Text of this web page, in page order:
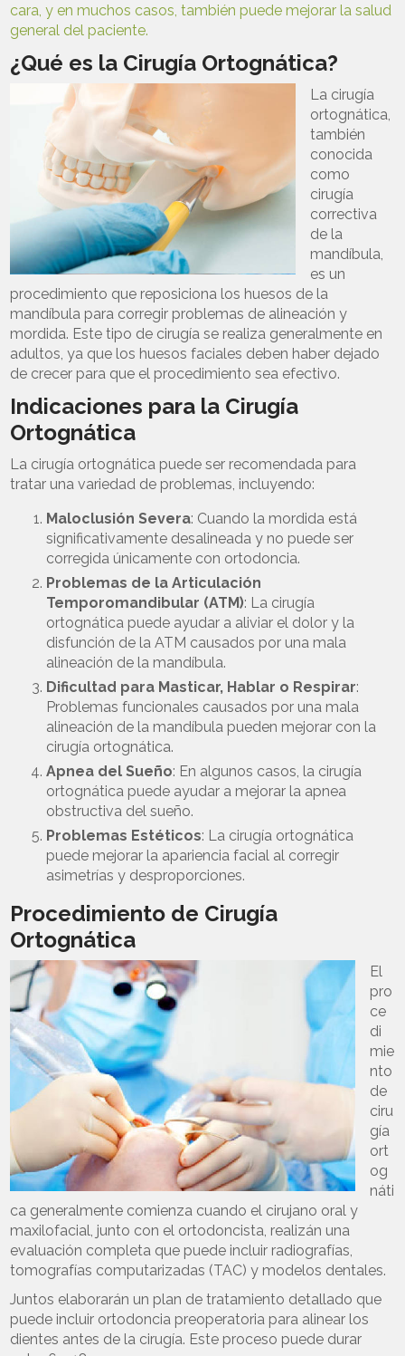
cara, y en muchos casos, también puede mejorar la salud
general del paciente.
¿Qué es la Cirugía Ortognática?
La cirugía
ortognática,
también
conocida
como
cirugía
correctiva
de la
mandíbula,
es un
procedimiento que reposiciona los huesos de la
mandíbula para corregir problemas de alineación y
mordida. Este tipo de cirugía se realiza generalmente en
adultos, ya que los huesos faciales deben haber dejado
de crecer para que el procedimiento sea efectivo.
Indicaciones para la Cirugía
Ortognática
La cirugía ortognática puede ser recomendada para
tratar una variedad de problemas, incluyendo:
Maloclusión Severa: Cuando la mordida está
significativamente desalineada y no puede ser
corregida únicamente con ortodoncia.
Problemas de la Articulación
Temporomandibular (ATM): La cirugía
ortognática puede ayudar a aliviar el dolor y la
disfunción de la ATM causados por una mala
alineación de la mandíbula.
Dificultad para Masticar, Hablar o Respirar:
Problemas funcionales causados por una mala
alineación de la mandíbula pueden mejorar con la
cirugía ortognática.
Apnea del Sueño: En algunos casos, la cirugía
ortognática puede ayudar a mejorar la apnea
obstructiva del sueño.
Problemas Estéticos: La cirugía ortognática
puede mejorar la apariencia facial al corregir
asimetrías y desproporciones.
Procedimiento de Cirugía
Ortognática
El
pro
ce
di
mie
nto
de
ciru
gía
ort
og
náti
ca generalmente comienza cuando el cirujano oral y
maxilofacial, junto con el ortodoncista, realizán una
evaluación completa que puede incluir radiografías,
tomografías computarizadas (TAC) y modelos dentales.
Juntos elaborarán un plan de tratamiento detallado que
puede incluir ortodoncia preoperatoria para alinear los
dientes antes de la cirugía. Este proceso puede durar